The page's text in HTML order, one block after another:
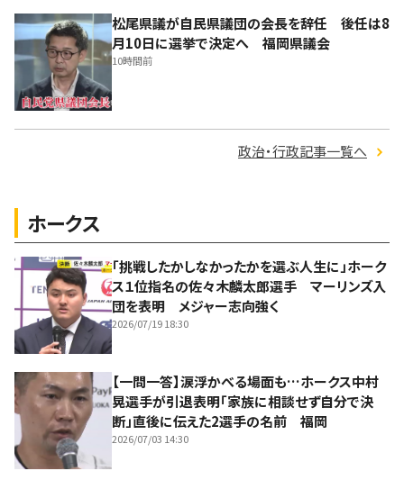
松尾県議が自民県議団の会長を辞任 後任は8
月10日に選挙で決定へ 福岡県議会
10時間前
政治・行政記事一覧へ
ホークス
「挑戦したかしなかったかを選ぶ人生に」ホーク
ス１位指名の佐々木麟太郎選手 マーリンズ入
団を表明 メジャー志向強く
2026/07/19 18:30
【一問一答】涙浮かべる場面も…ホークス中村
晃選手が引退表明「家族に相談せず自分で決
断」直後に伝えた2選手の名前 福岡
2026/07/03 14:30